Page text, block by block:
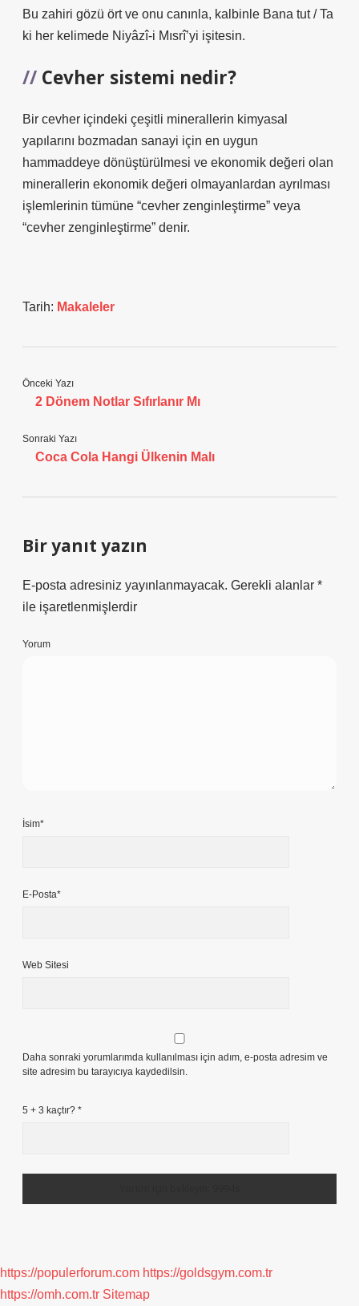
Bu zahiri gözü ört ve onu canınla, kalbinle Bana tut / Ta
ki her kelimede Niyâzî-i Mısrî’yi işitesin.
Cevher sistemi nedir?
Bir cevher içindeki çeşitli minerallerin kimyasal
yapılarını bozmadan sanayi için en uygun
hammaddeye dönüştürülmesi ve ekonomik değeri olan
minerallerin ekonomik değeri olmayanlardan ayrılması
işlemlerinin tümüne “cevher zenginleştirme” veya
“cevher zenginleştirme” denir.
Tarih: Makaleler
Önceki Yazı
2 Dönem Notlar Sıfırlanır Mı
Sonraki Yazı
Coca Cola Hangi Ülkenin Malı
Bir yanıt yazın
E-posta adresiniz yayınlanmayacak. Gerekli alanlar *
ile işaretlenmişlerdir
Yorum
İsim*
E-Posta*
Web Sitesi
Daha sonraki yorumlarımda kullanılması için adım, e-posta adresim ve
site adresim bu tarayıcıya kaydedilsin.
5 + 3 kaçtır? *
https://populerforum.com https://goldsgym.com.tr
https://omh.com.tr Sitemap